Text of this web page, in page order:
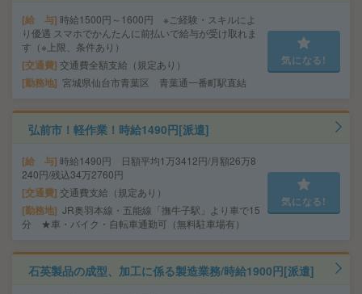
給 与 時給1500円～1600円 ※ご経験・スキルによ
り優遇 スマホでかんたんに前払いで給与が受け取れま
す（※上限、条件あり）
交通費 交通費全額支給（規定あり）
勤務地 宮城県仙台市青葉区 青葉通一番町駅直結
気になる!
弘前市！軽作業！時給1490円[派遣]
給 与 時給1490円 日額平均1万3412円/月額26万8
240円/残込34万2760円
交通費 交通費支給（規定あり）
勤務地 JR奥羽本線・五能線「撫牛子駅」より車で15
分 ★車・バイク・自転車通勤可（無料駐車場有）
気になる!
石英製品の成型、加工に係る製造業務/時給1900円[派遣]